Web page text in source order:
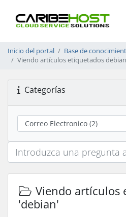
Inicio del portal
Base de
Viendo artículos etiquetados debian
Categorías
Viendo artículos
'debian'